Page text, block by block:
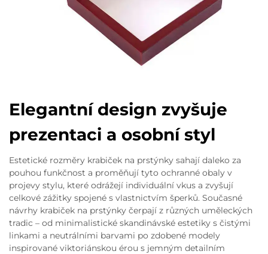
Elegantní design zvyšuje
prezentaci a osobní styl
Estetické rozměry krabiček na prstýnky sahají daleko za
pouhou funkčnost a proměňují tyto ochranné obaly v
projevy stylu, které odrážejí individuální vkus a zvyšují
celkové zážitky spojené s vlastnictvím šperků. Současné
návrhy krabiček na prstýnky čerpají z různých uměleckých
tradic – od minimalistické skandinávské estetiky s čistými
linkami a neutrálními barvami po zdobené modely
inspirované viktoriánskou érou s jemným detailním